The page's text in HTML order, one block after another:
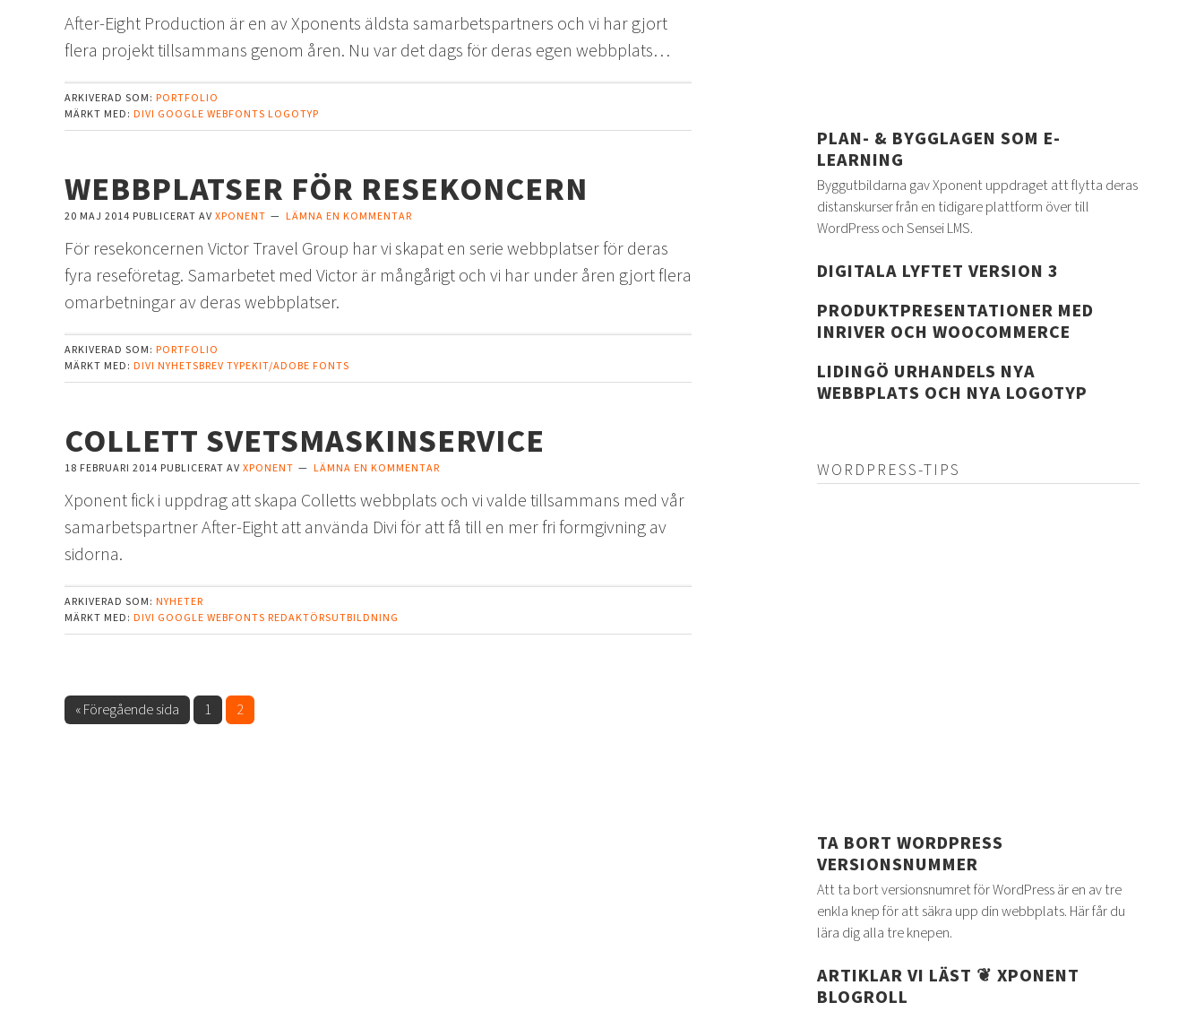
After-Eight Production är en av Xponents äldsta samarbetspartners och vi har gjort
flera projekt tillsammans genom åren. Nu var det dags för deras egen webbplats…
ARKIVERAD SOM: PORTFOLIO
MÄRKT MED: DIVI GOOGLE WEBFONTS LOGOTYP
WEBBPLATSER FÖR RESEKONCERN
20 MAJ 2014 PUBLICERAT AV XPONENT LÄMNA EN KOMMENTAR
För resekoncernen Victor Travel Group har vi skapat en serie webbplatser för deras
fyra reseföretag. Samarbetet med Victor är mångårigt och vi har under åren gjort flera
omarbetningar av deras webbplatser.
ARKIVERAD SOM: PORTFOLIO
MÄRKT MED: DIVI NYHETSBREV TYPEKIT/ADOBE FONTS
COLLETT SVETSMASKINSERVICE
18 FEBRUARI 2014 PUBLICERAT AV XPONENT LÄMNA EN KOMMENTAR
Xponent fick i uppdrag att skapa Colletts webbplats och vi valde tillsammans med vår
samarbetspartner After-Eight att använda Divi för att få till en mer fri formgivning av
sidorna.
ARKIVERAD SOM: NYHETER
MÄRKT MED: DIVI GOOGLE WEBFONTS REDAKTÖRSUTBILDNING
«Go
to
Föregående sida Sida
1 Sida
2
PLAN- & BYGGLAGEN SOM E-
LEARNING
Byggutbildarna gav Xponent uppdraget att flytta deras
distanskurser från en tidigare plattform över till
WordPress och Sensei LMS.
DIGITALA LYFTET VERSION 3
PRODUKTPRESENTATIONER MED
INRIVER OCH WOOCOMMERCE
LIDINGÖ URHANDELS NYA
WEBBPLATS OCH NYA LOGOTYP
WORDPRESS-TIPS
TA BORT WORDPRESS
VERSIONSNUMMER
Att ta bort versionsnumret för WordPress är en av tre
enkla knep för att säkra upp din webbplats. Här får du
lära dig alla tre knepen.
ARTIKLAR VI LÄST ❦ XPONENT
BLOGROLL